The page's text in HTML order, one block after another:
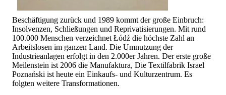
Beschäftigung zurück und 1989 kommt der große Einbruch:
Insolvenzen, Schließungen und Reprivatisierungen. Mit rund
100.000 Menschen verzeichnet Łódź die höchste Zahl an
Arbeitslosen im ganzen Land. Die Umnutzung der
Industrieanlagen erfolgt in den 2.000er Jahren. Der erste große
Meilenstein ist 2006 die Manufaktura, Die Textilfabrik Israel
Poznański ist heute ein Einkaufs- und Kulturzentrum. Es
folgten weitere Transformationen.